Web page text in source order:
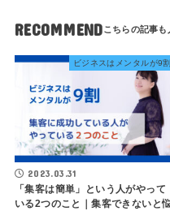
RECOMMEND
ビジネスはメンタルが9割
2023.03.31
「集客は簡単」という人がやって
いる2つのこと｜集客できないと